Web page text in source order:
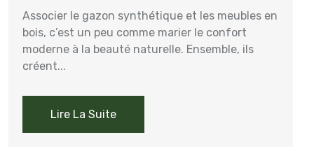
Associer le gazon synthétique et les meubles en
bois, c’est un peu comme marier le confort
moderne à la beauté naturelle. Ensemble, ils
créent...
Lire La Suite